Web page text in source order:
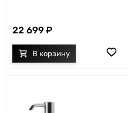
22 699